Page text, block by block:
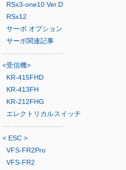
RSx3-one10 Ver.D
RSx12
サーボ オプション
サーボ関連記事
-------------------------
<受信機>
KR-415FHD
KR-413FH
KR-212FHG
エレクトリカルスイッチ
-------------------------
< ESC >
VFS-FR2Pro
VFS-FR2